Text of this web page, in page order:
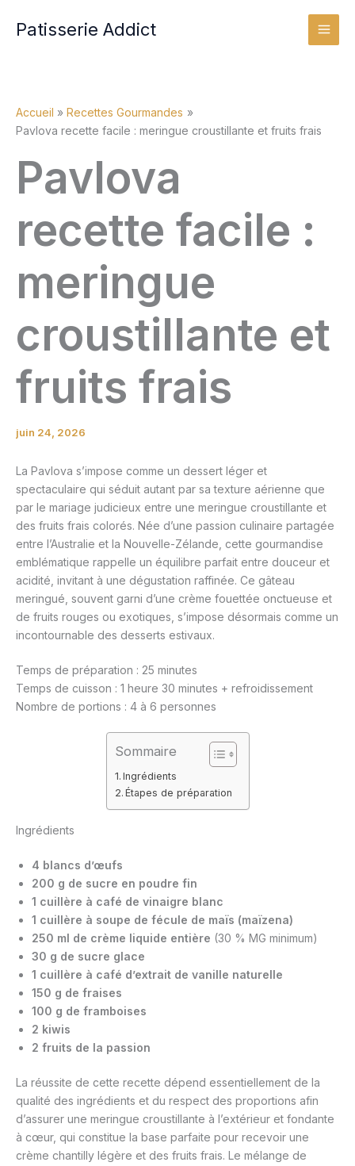
Patisserie Addict
Accueil
Recettes Gourmandes
Pavlova recette facile : meringue croustillante et fruits frais
Pavlova
recette facile :
meringue
croustillante et
fruits frais
juin 24, 2026
La Pavlova s’impose comme un dessert léger et
spectaculaire qui séduit autant par sa texture aérienne que
par le mariage judicieux entre une meringue croustillante et
des fruits frais colorés. Née d’une passion culinaire partagée
entre l’Australie et la Nouvelle-Zélande, cette gourmandise
emblématique rappelle un équilibre parfait entre douceur et
acidité, invitant à une dégustation raffinée. Ce gâteau
meringué, souvent garni d’une crème fouettée onctueuse et
de fruits rouges ou exotiques, s’impose désormais comme un
incontournable des desserts estivaux.
Temps de préparation : 25 minutes
Temps de cuisson : 1 heure 30 minutes + refroidissement
Nombre de portions : 4 à 6 personnes
Sommaire
Ingrédients
Étapes de préparation
Ingrédients
4 blancs d’œufs
200 g de sucre en poudre fin
1 cuillère à café de vinaigre blanc
1 cuillère à soupe de fécule de maïs (maïzena)
250 ml de crème liquide entière (30 % MG minimum)
30 g de sucre glace
1 cuillère à café d’extrait de vanille naturelle
150 g de fraises
100 g de framboises
2 kiwis
2 fruits de la passion
La réussite de cette recette dépend essentiellement de la
qualité des ingrédients et du respect des proportions afin
d’assurer une meringue croustillante à l’extérieur et fondante
à cœur, qui constitue la base parfaite pour recevoir une
crème chantilly légère et des fruits frais. Le mélange de